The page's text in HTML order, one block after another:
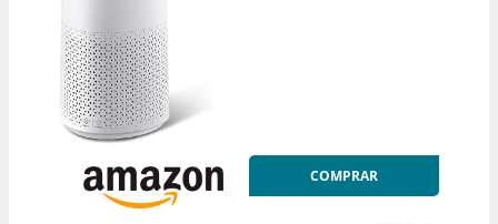
COMPRAR